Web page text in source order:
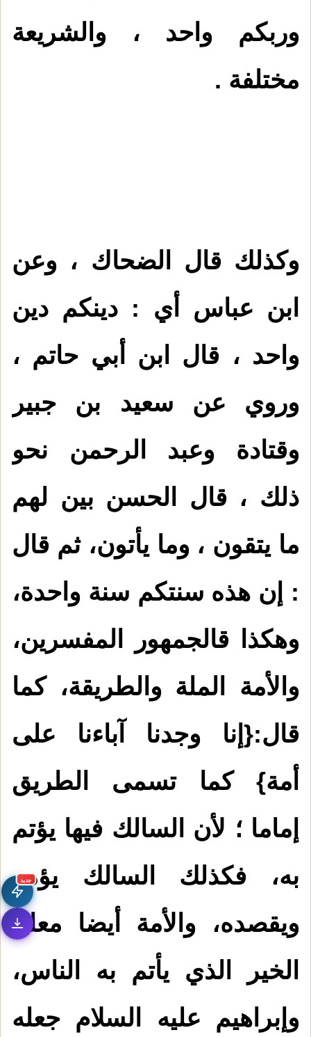
جديد
وربكم واحد ، والشريعة
مختلفة .
وكذلك قال الضحاك ، وعن
ابن عباس أي : دينكم دين
واحد ، قال ابن أبي حاتم ،
وروي عن سعيد بن جبير
وقتادة وعبد الرحمن نحو
ذلك ، قال الحسن بين لهم
ما يتقون ، وما يأتون، ثم قال
: إن هذه سنتكم سنة واحدة،
وهكذا قالجمهور المفسرين،
والأمة الملة والطريقة، كما
قال:{إنا وجدنا آباءنا على
أمة} كما تسمى الطريق
إماما ؛ لأن السالك فيها يؤتم
به، فكذلك السالك يؤمه
ويقصده، والأمة أيضا معلم
الخير الذي يأتم به الناس،
وإبراهيم عليه السلام جعله